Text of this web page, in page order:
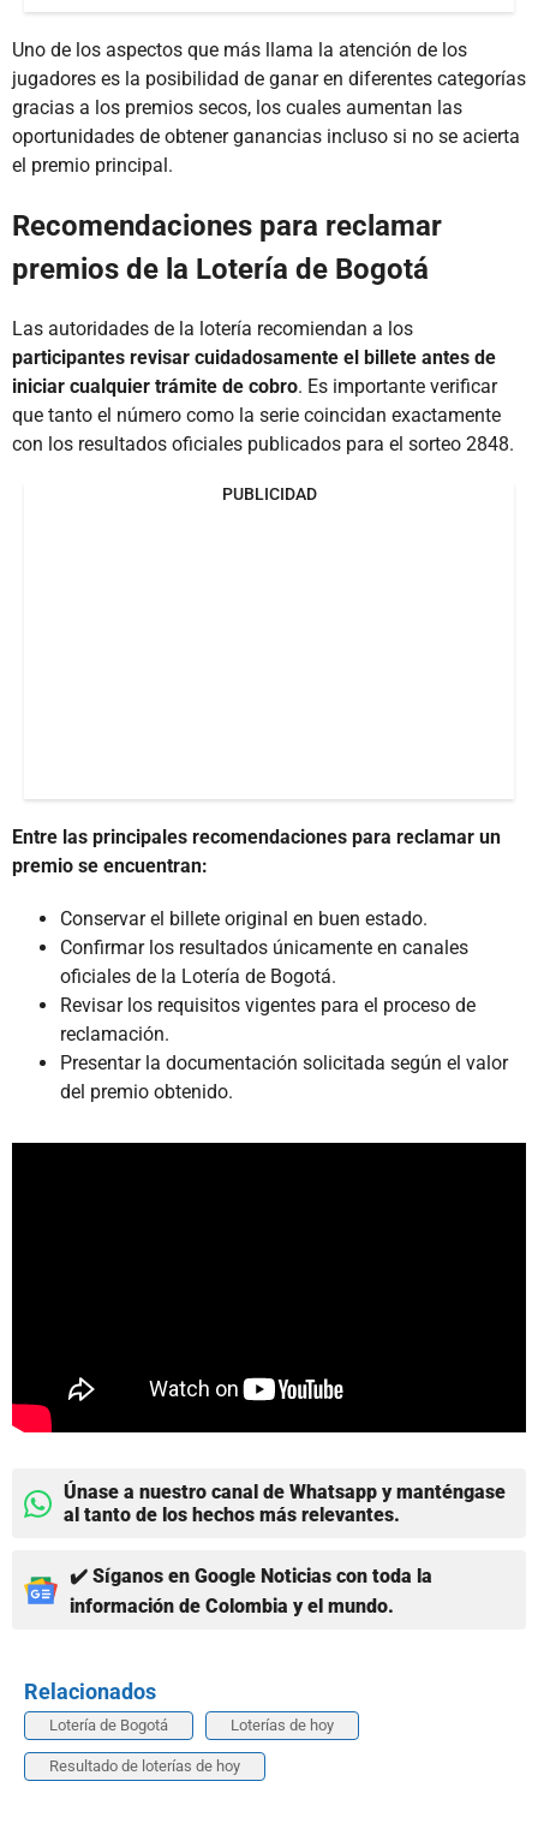
Uno de los aspectos que más llama la atención de los
jugadores es la posibilidad de ganar en diferentes categorías
gracias a los premios secos, los cuales aumentan las
oportunidades de obtener ganancias incluso si no se acierta
el premio principal.
Recomendaciones para reclamar
premios de la Lotería de Bogotá
Las autoridades de la lotería recomiendan a los
participantes revisar cuidadosamente el billete antes de
iniciar cualquier trámite de cobro. Es importante verificar
que tanto el número como la serie coincidan exactamente
con los resultados oficiales publicados para el sorteo 2848.
PUBLICIDAD
Entre las principales recomendaciones para reclamar un
premio se encuentran:
Conservar el billete original en buen estado.
Confirmar los resultados únicamente en canales
oficiales de la Lotería de Bogotá.
Revisar los requisitos vigentes para el proceso de
reclamación.
Presentar la documentación solicitada según el valor
del premio obtenido.
Únase a nuestro canal de Whatsapp y manténgase
al tanto de los hechos más relevantes.
✔️ Síganos en Google Noticias con toda la
información de Colombia y el mundo.
Relacionados
Lotería de Bogotá Loterías de hoy
Resultado de loterías de hoy